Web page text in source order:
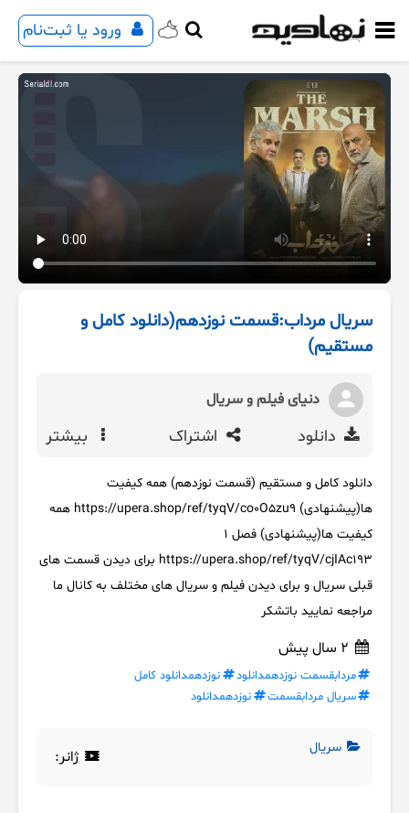
ورود یا ثبت‌نام
سریال مرداب:قسمت نوزدهم(دانلود کامل و
مستقیم)
دنیای فیلم و سریال
دانلود اشتراک بیشتر
دانلود کامل و مستقیم (قسمت نوزدهم) همه کیفیت
ها(پیشنهادی) https://upera.shop/ref/tyqV/co0O5zu9 همه
کیفیت ها(پیشنهادی) فصل 1
https://upera.shop/ref/tyqV/cjIAc193 برای دیدن قسمت های
قبلی سریال و برای دیدن فیلم و سریال های مختلف به کانال ما
مراجعه نمایید باتشکر
مردابقسمت نوزدهمدانلود
نوزدهمدانلود کامل
سریال مردابقسمت
نوزدهمدانلود
سریال ژانر: